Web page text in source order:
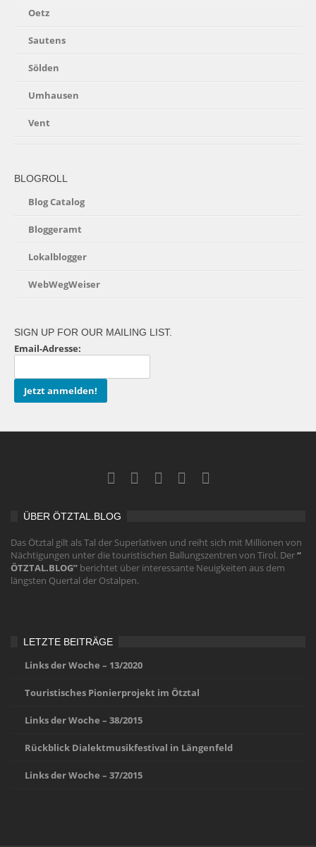
Oetz
Sautens
Sölden
Umhausen
Vent
BLOGROLL
Blog Catalog
Bloggeramt
Lokalblogger
WebWegWeiser
SIGN UP FOR OUR MAILING LIST.
Email-Adresse:
ÜBER ÖTZTAL.BLOG
Das Ötztal gilt als Tal der Superlativen und reiht sich mit Millionen von
Nächtigungen unter die touristischen Ballungszentren von Tirol. Der“
ÖTZTAL.BLOG” berichtet über interessante Neuigkeiten aus dem
längsten Quertal der Ostalpen.
LETZTE BEITRÄGE
Links der Woche – 13/2020
Touristisches Pionierprojekt im Ötztal
Links der Woche – 38/2015
Rückblick Dialektmusikfestival in Längenfeld
Links der Woche – 37/2015